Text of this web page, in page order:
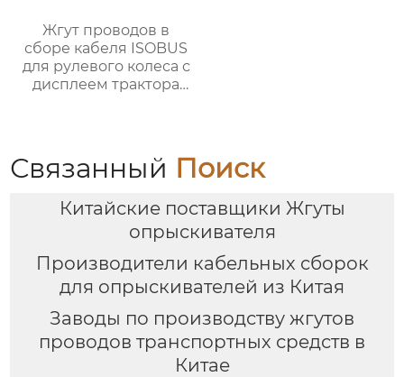
Жгут проводов в
сборе кабеля ISOBUS
для рулевого колеса с
дисплеем трактора
Связанный Поиск
Китайские поставщики Жгуты
опрыскивателя
Производители кабельных сборок
для опрыскивателей из Китая
Заводы по производству жгутов
проводов транспортных средств в
Китае